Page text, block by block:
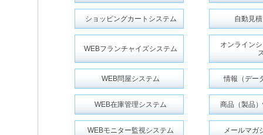
ショッピングカートシステム 自動見
WEBフランチャイズシステム
オンライン
WEB問屋システム 情報（デー
WEB在庫管理システム 商品（製品
WEBモニター監視システム メールマガ